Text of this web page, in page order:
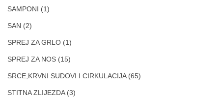
SAMPONI (1)
SAN (2)
SPREJ ZA GRLO (1)
SPREJ ZA NOS (15)
SRCE,KRVNI SUDOVI I CIRKULACIJA (65)
STITNA ZLIJEZDA (3)